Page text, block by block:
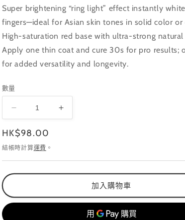
Super brightening “ring light” effect instantly
fingers—ideal for Asian skin tones in solid color or
High-saturation red base with ultra-strong natural
Apply one thin coat and cure 30s for pro results;
for added versatility and longevity.
數量
TipTec♥RAZZLE
量
減
少
TipTec♥RAZZLE
加
定
價
HK$98.00
結帳時計算運費 。
加入購物車